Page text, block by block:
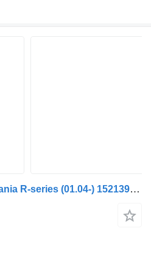
Kliková skříň motoru Scania R-series (01.04-) 1521399 pro tahače Scania P,G,R,T-series (2004-2017)